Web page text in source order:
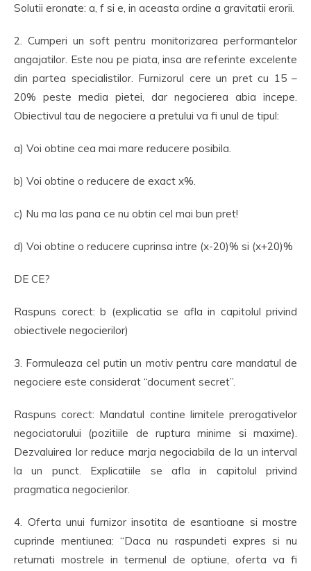
Solutii eronate: a, f si e, in aceasta ordine a gravitatii erorii.
2. Cumperi un soft pentru monitorizarea performantelor
angajatilor. Este nou pe piata, insa are referinte excelente
din partea specialistilor. Furnizorul cere un pret cu 15 –
20% peste media pietei, dar negocierea abia incepe.
Obiectivul tau de negociere a pretului va fi unul de tipul:
a) Voi obtine cea mai mare reducere posibila.
b) Voi obtine o reducere de exact x%.
c) Nu ma las pana ce nu obtin cel mai bun pret!
d) Voi obtine o reducere cuprinsa intre (x-20)% si (x+20)%
DE CE?
Raspuns corect: b (explicatia se afla in capitolul privind
obiectivele negocierilor)
3. Formuleaza cel putin un motiv pentru care mandatul de
negociere este considerat “document secret”.
Raspuns corect: Mandatul contine limitele prerogativelor
negociatorului (pozitiile de ruptura minime si maxime).
Dezvaluirea lor reduce marja negociabila de la un interval
la un punct. Explicatiile se afla in capitolul privind
pragmatica negocierilor.
4. Oferta unui furnizor insotita de esantioane si mostre
cuprinde mentiunea: “Daca nu raspundeti expres si nu
returnati mostrele in termenul de optiune, oferta va fi